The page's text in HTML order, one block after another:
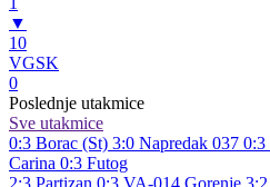
▼
10
VGSK
0
Poslednje utakmice
Sve utakmice
0:3 Borac (St) 3:0 Napredak 037 0:3
Carina 0:3 Futog
2:3 Partizan 0:3 VA-014 Gorenje 3:2